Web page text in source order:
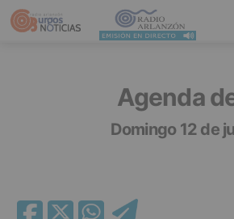
Agenda
Domingo 12 de